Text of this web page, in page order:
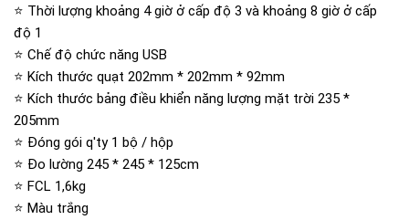
⭐ Thời lượng khoảng 4 giờ ở cấp độ 3 và khoảng 8 giờ ở cấp
độ 1
⭐ Chế độ chức năng USB
⭐ Kích thước quạt 202mm * 202mm * 92mm
⭐ Kích thước bảng điều khiển năng lượng mặt trời 235 *
205mm
⭐ Đóng gói q'ty 1 bộ / hộp
⭐ Đo lường 245 * 245 * 125cm
⭐ FCL 1,6kg
⭐ Màu trắng